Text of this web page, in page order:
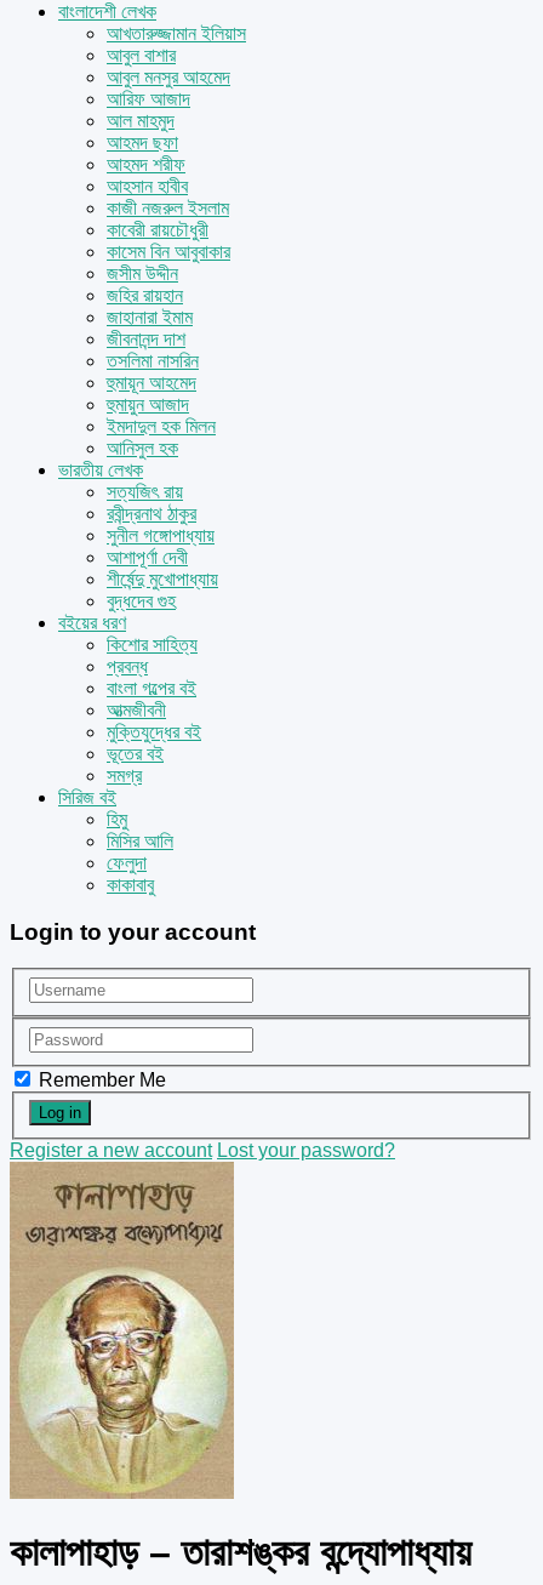
বাংলাদেশী লেখক
আখতারুজ্জামান ইলিয়াস
আবুল বাশার
আবুল মনসুর আহমেদ
আরিফ আজাদ
আল মাহমুদ
আহমদ ছফা
আহমদ শরীফ
আহসান হাবীব
কাজী নজরুল ইসলাম
কাবেরী রায়চৌধুরী
কাসেম বিন আবুবাকার
জসীম উদ্দীন
জহির রায়হান
জাহানারা ইমাম
জীবনানন্দ দাশ
তসলিমা নাসরিন
হুমায়ূন আহমেদ
হুমায়ুন আজাদ
ইমদাদুল হক মিলন
আনিসুল হক
ভারতীয় লেখক
সত্যজিৎ রায়
রবীন্দ্রনাথ ঠাকুর
সুনীল গঙ্গোপাধ্যায়
আশাপূর্ণা দেবী
শীর্ষেন্দু মুখোপাধ্যায়
বুদ্ধদেব গুহ
বইয়ের ধরণ
কিশোর সাহিত্য
প্রবন্ধ
বাংলা গল্পের বই
আত্মজীবনী
মুক্তিযুদ্ধের বই
ভূতের বই
সমগ্র
সিরিজ বই
হিমু
মিসির আলি
ফেলুদা
কাকাবাবু
Login to your account
Remember Me
Register a new account Lost your password?
কালাপাহাড় – তারাশঙ্কর বন্দ্যোপাধ্যায়